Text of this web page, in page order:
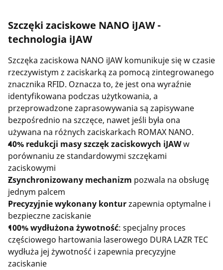
Szczęki zaciskowe NANO iJAW -
technologia iJAW
Szczęka zaciskowa NANO iJAW komunikuje się w czasie
rzeczywistym z zaciskarką za pomocą zintegrowanego
znacznika RFID. Oznacza to, że jest ona wyraźnie
identyfikowana podczas użytkowania, a
przeprowadzone zaprasowywania są zapisywane
bezpośrednio na szczęce, nawet jeśli była ona
używana na różnych zaciskarkach ROMAX NANO.
40% redukcji masy szczęk zaciskowych iJAWw
porównaniu ze standardowymi szczękami
zaciskowymi
Zsynchronizowany mechanizm pozwala na obsługę
jednym palcem
Precyzyjnie wykonany konturzapewnia optymalne i
bezpieczne zaciskanie
100% wydłużona żywotność: specjalny proces
częściowego hartowania laserowego DURA LAZR TEC
wydłuża jej żywotność i zapewnia precyzyjne
zaciskanie